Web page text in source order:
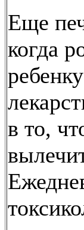
Еще
когда
в то,